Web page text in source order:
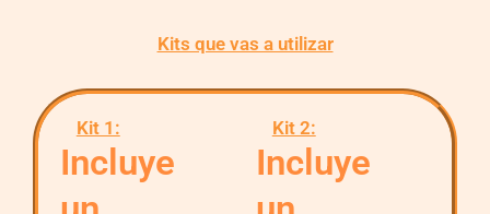
Kits que vas a utilizar
Incluye
Kit 1:
Incluye
Kit 2: